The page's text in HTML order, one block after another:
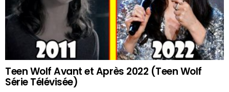
Teen Wolf Avant et Après 2022 (Teen Wolf
Série Télévisée)